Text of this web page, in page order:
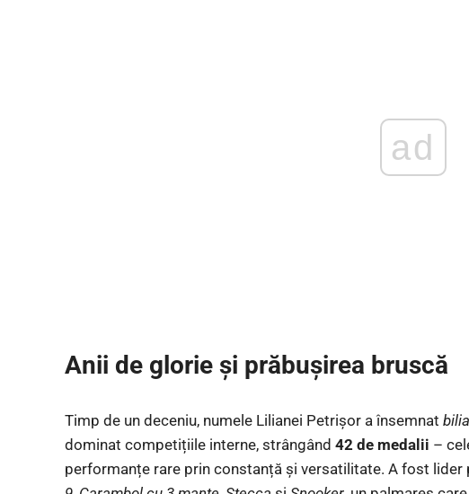
ad
Anii de glorie și prăbușirea bruscă
Timp de un deceniu, numele Lilianei Petrișor a însemnat
dominat competițiile interne, strângând 42 de medalii –
performanțe rare prin constanță și versatilitate. A fost lider